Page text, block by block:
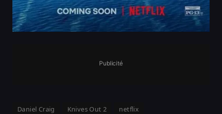
Publicité
Daniel Craig Knives Out 2 netflix